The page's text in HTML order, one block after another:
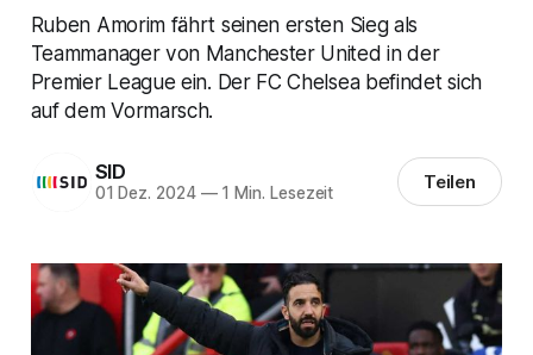
Ruben Amorim fährt seinen ersten Sieg als
Teammanager von Manchester United in der
Premier League ein. Der FC Chelsea befindet sich
auf dem Vormarsch.
SID
01 Dez. 2024 —1 Min. Lesezeit Teilen